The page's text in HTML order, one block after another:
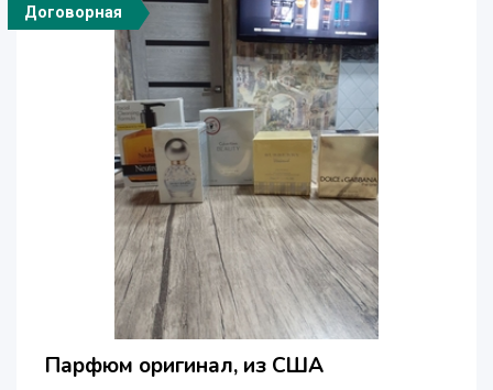
Договорная
Парфюм оригинал, из США